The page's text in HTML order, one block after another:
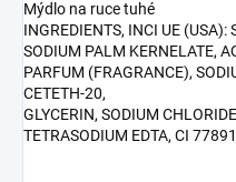
Mýdlo na ruce tuhé
INGREDIENTS, INCI UE (USA):
SODIUM PALM KERNELATE,
PARFUM (FRAGRANCE),
CETETH-20,
GLYCERIN, SODIUM
TETRASODIUM EDTA, CI